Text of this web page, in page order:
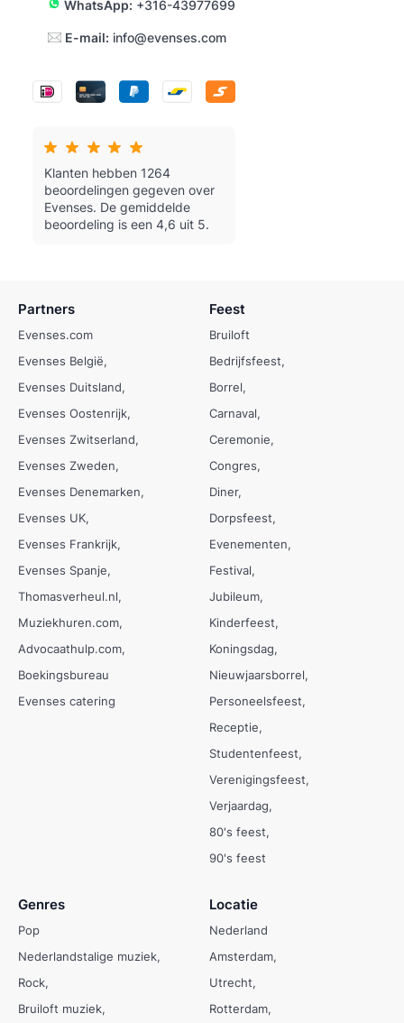
WhatsApp: +316-43977699
E-mail: info@evenses.com
Klanten hebben 1264
beoordelingen gegeven over
Evenses. De gemiddelde
beoordeling is een 4,6 uit 5.
Partners
Evenses.com
Evenses België
Evenses Duitsland
Evenses Oostenrijk
Evenses Zwitserland
Evenses Zweden
Evenses Denemarken
Evenses UK
Evenses Frankrijk
Evenses Spanje
Thomasverheul.nl
Muziekhuren.com
Advocaathulp.com
Boekingsbureau
Evenses catering
Feest
Bruiloft
Bedrijfsfeest
Borrel
Carnaval
Ceremonie
Congres
Diner
Dorpsfeest
Evenementen
Festival
Jubileum
Kinderfeest
Koningsdag
Nieuwjaarsborrel
Personeelsfeest
Receptie
Studentenfeest
Verenigingsfeest
Verjaardag
80's feest
90's feest
Genres
Pop
Nederlandstalige muziek
Rock
Bruiloft muziek
Locatie
Nederland
Amsterdam
Utrecht
Rotterdam